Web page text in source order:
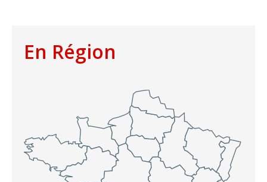
En Région